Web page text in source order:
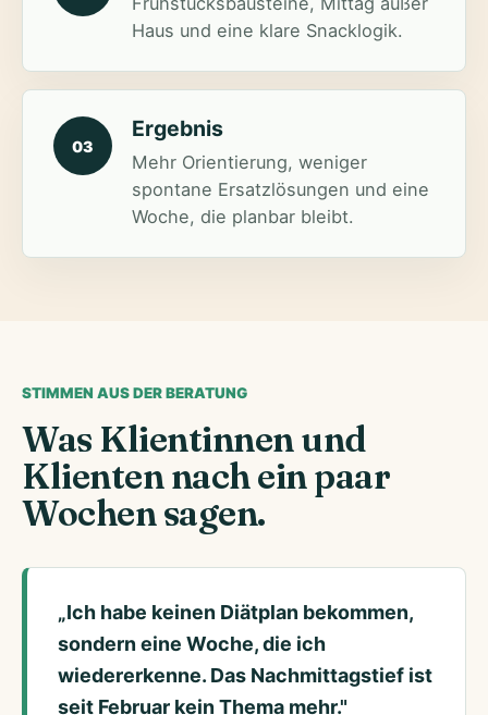
Haus und eine klare Snacklogik.
03
Ergebnis
Mehr Orientierung, weniger
spontane Ersatzlösungen und eine
Woche, die planbar bleibt.
STIMMEN AUS DER BERATUNG
Was Klientinnen und
Klienten nach ein paar
Wochen sagen.
„Ich habe keinen Diätplan bekommen,
sondern eine Woche, die ich
wiedererkenne. Das Nachmittagstief ist
seit Februar kein Thema mehr."